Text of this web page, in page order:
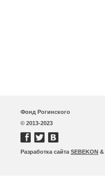
Фонд Рогинского
© 2013-2023
Разработка сайта SEBEKON &